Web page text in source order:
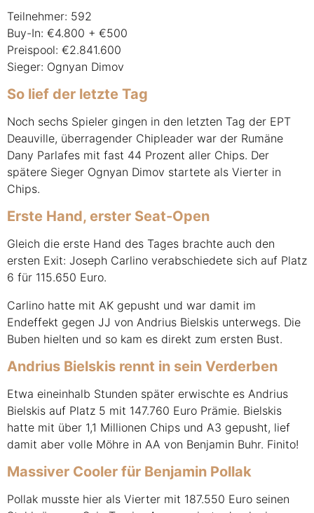
Teilnehmer: 592
Buy-In: €4.800 + €500
Preispool: €2.841.600
Sieger: Ognyan Dimov
So lief der letzte Tag
Noch sechs Spieler gingen in den letzten Tag der EPT
Deauville, überragender Chipleader war der Rumäne
Dany Parlafes mit fast 44 Prozent aller Chips. Der
spätere Sieger Ognyan Dimov startete als Vierter in
Chips.
Erste Hand, erster Seat-Open
Gleich die erste Hand des Tages brachte auch den
ersten Exit: Joseph Carlino verabschiedete sich auf Platz
6 für 115.650 Euro.
Carlino hatte mit AK gepusht und war damit im
Endeffekt gegen JJ von Andrius Bielskis unterwegs. Die
Buben hielten und so kam es direkt zum ersten Bust.
Andrius Bielskis rennt in sein Verderben
Etwa eineinhalb Stunden später erwischte es Andrius
Bielskis auf Platz 5 mit 147.760 Euro Prämie. Bielskis
hatte mit über 1,1 Millionen Chips und A3 gepusht, lief
damit aber volle Möhre in AA von Benjamin Buhr. Finito!
Massiver Cooler für Benjamin Pollak
Pollak musste hier als Vierter mit 187.550 Euro seinen